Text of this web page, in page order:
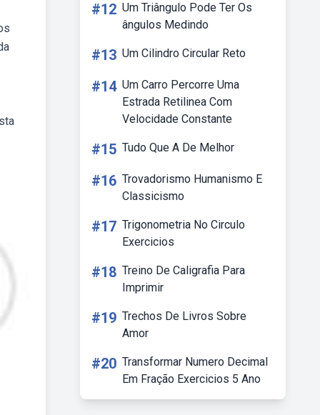
#12 Um Triângulo Pode Ter Os
ângulos Medindo
#13 Um Cilindro Circular Reto
#14 Um Carro Percorre Uma
Estrada Retilinea Com
Velocidade Constante
#15 Tudo Que A De Melhor
#16 Trovadorismo Humanismo E
Classicismo
#17 Trigonometria No Circulo
Exercicios
#18 Treino De Caligrafia Para
Imprimir
#19 Trechos De Livros Sobre
Amor
#20 Transformar Numero Decimal
Em Fração Exercicios 5 Ano